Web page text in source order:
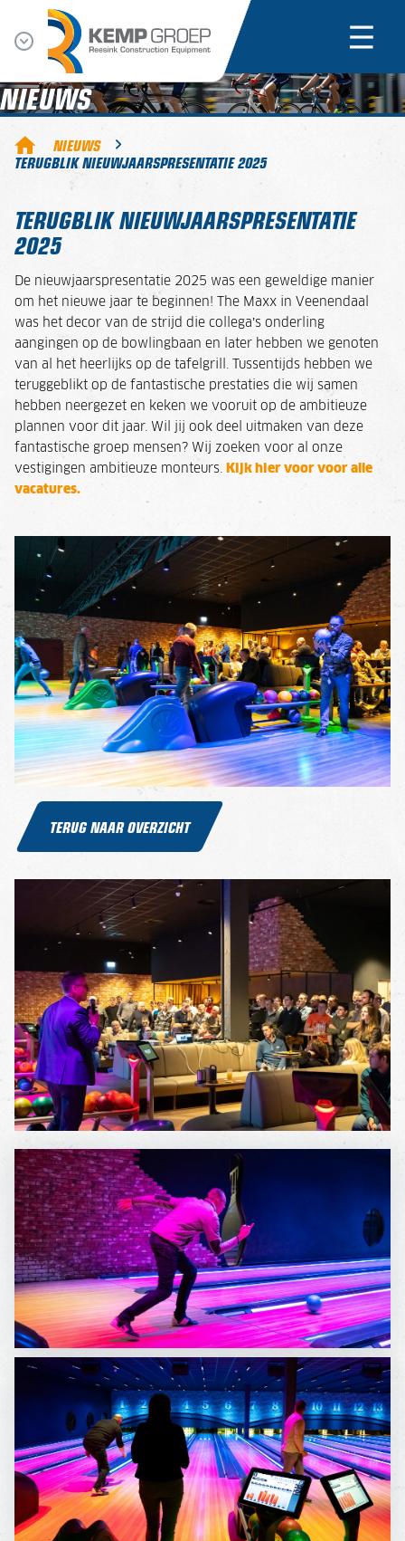
NIEUWS
NIEUWS
TERUGBLIK NIEUWJAARSPRESENTATIE 2025
TERUGBLIK NIEUWJAARSPRESENTATIE
2025
De nieuwjaarspresentatie 2025 was een geweldige manier
om het nieuwe jaar te beginnen! The Maxx in Veenendaal
was het decor van de strijd die collega’s onderling
aangingen op de bowlingbaan en later hebben we genoten
van al het heerlijks op de tafelgrill. Tussentijds hebben we
teruggeblikt op de fantastische prestaties die wij samen
hebben neergezet en keken we vooruit op de ambitieuze
plannen voor dit jaar. Wil jij ook deel uitmaken van deze
fantastische groep mensen? Wij zoeken voor al onze
vestigingen ambitieuze monteurs.
Kijk hier voor voor alle
vacatures.
TERUG NAAR OVERZICHT